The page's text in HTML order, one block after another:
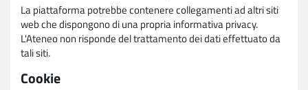
La piattaforma potrebbe contenere collegamenti ad altri siti
web che dispongono di una propria informativa privacy.
L'Ateneo non risponde del trattamento dei dati effettuato da
tali siti.
Cookie